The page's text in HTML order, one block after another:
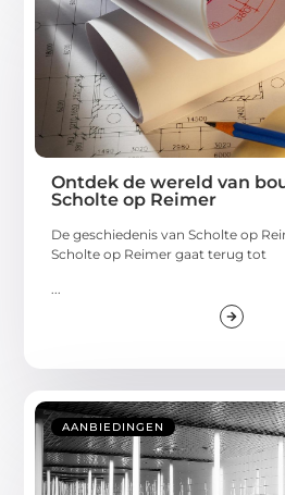
Ontdek de wereld van
Scholte op Reimer
De geschiedenis van Scholte op
Scholte op Reimer gaat terug tot
...
AANBIEDINGEN